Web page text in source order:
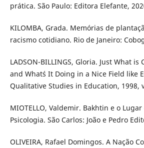
prática. São Paulo: Editora Elefante,
KILOMBA, Grada. Memórias de
racismo cotidiano. Rio de Janeiro:
LADSON-BILLINGS, Gloria. Just What is
and What´s It Doing in a Nice Field like
Qualitative Studies in Education, 1998,
MIOTELLO, Valdemir. Bakhtin e o
Psicologia. São Carlos: João e Pedro
OLIVEIRA, Rafael Domingos. A Nação